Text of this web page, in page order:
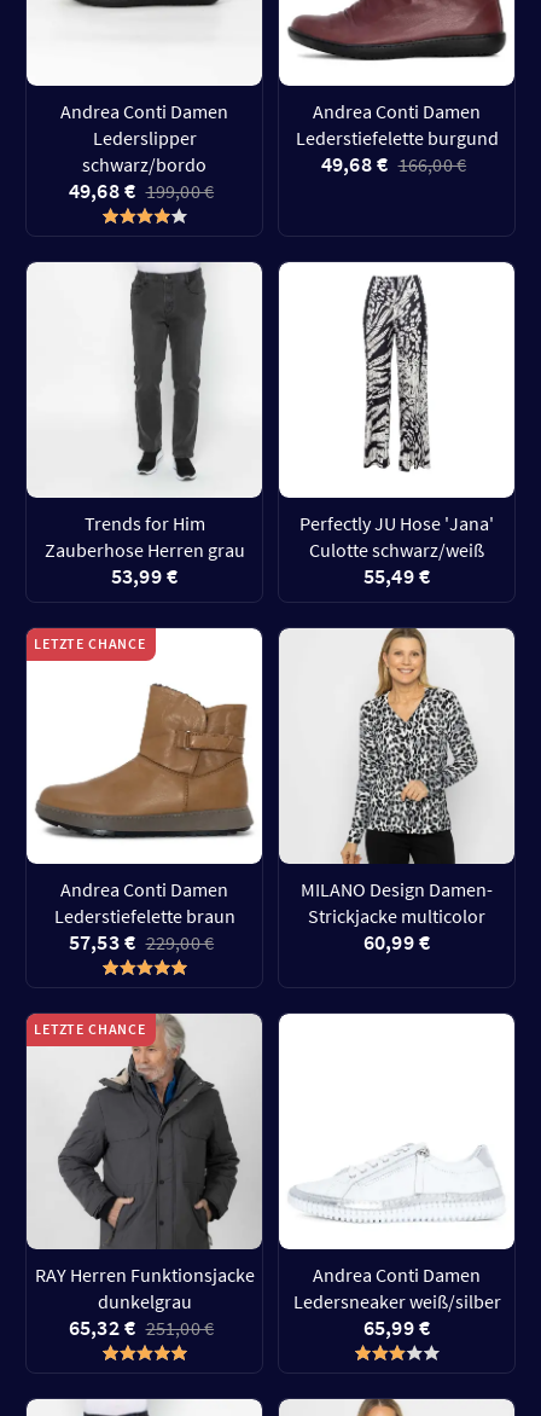
Andrea Conti Damen
Lederslipper
schwarz/bordo
49,68 € 199,00 €
Andrea Conti Damen
Lederstiefelette burgund
49,68 € 166,00 €
Trends for Him
Zauberhose Herren grau
53,99 €
Perfectly JU Hose 'Jana'
Culotte schwarz/weiß
55,49 €
LETZTE CHANCE
Andrea Conti Damen
Lederstiefelette braun
57,53 € 229,00 €
MILANO Design Damen-
Strickjacke multicolor
60,99 €
LETZTE CHANCE
RAY Herren Funktionsjacke
dunkelgrau
65,32 € 251,00 €
Andrea Conti Damen
Ledersneaker weiß/silber
65,99 €